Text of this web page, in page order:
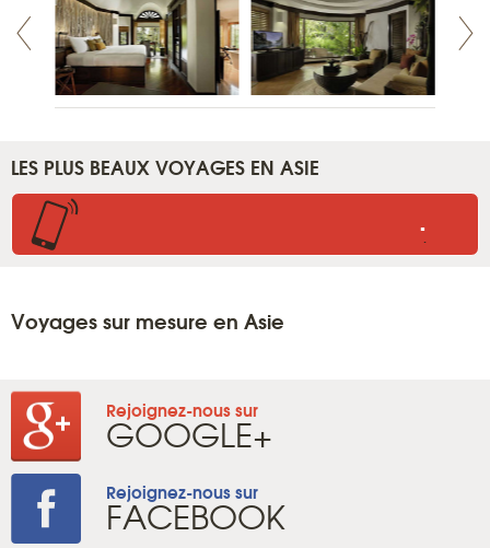
LES PLUS BEAUX VOYAGES EN ASIE
..
Voyages sur mesure en Asie
Rejoignez-nous sur
GOOGLE+
Rejoignez-nous sur
FACEBOOK